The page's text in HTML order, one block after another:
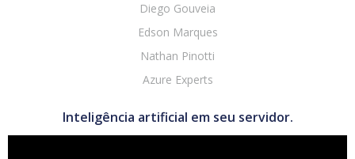
Diego Gouveia
Edson Marques
Nathan Pinotti
Azure Experts
Inteligência artificial em seu servidor.